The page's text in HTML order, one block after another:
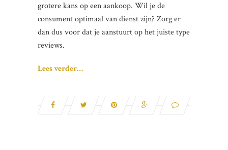
grotere kans op een aankoop. Wil je de
consument optimaal van dienst zijn? Zorg er
dan dus voor dat je aanstuurt op het juiste type
reviews.
Lees verder…